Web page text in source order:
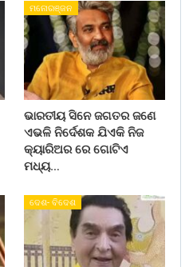
ମନୋରଞ୍ଜନ
ଭାରତୀୟ ସିନେ ଜଗତର ଜଣେ
ଏଭଳି ନିର୍ଦେଶକ ଯିଏକି ନିଜ
କ୍ୟାରିଅର ରେ ଗୋଟିଏ
ମଧ୍ୟ…
ଦେଶ- ବିଦେଶ